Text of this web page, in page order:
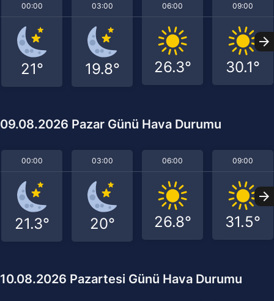
00:00
21°
03:00
19.8°
06:00
26.3°
09:00
30.1°
09.08.2026 Pazar Günü Hava Durumu
00:00
21.3°
03:00
20°
06:00
26.8°
09:00
31.5°
10.08.2026 Pazartesi Günü Hava Durumu